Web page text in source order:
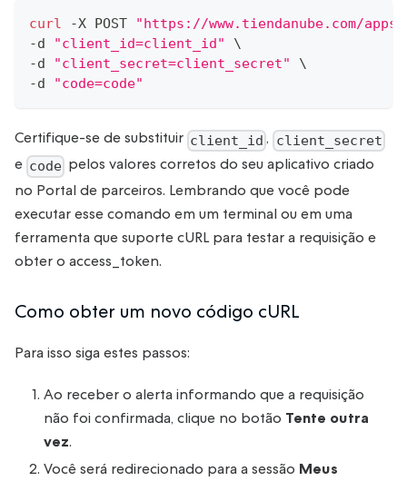
curl -X POST
"https://www.tiendanube.com/
-d
"client_id=client_id"
\
-d
"client_secret=client_secret"
\
-d
"code=code"
Certifique-se de substituir client_id , client_secret
e code pelos valores corretos do seu aplicativo criado
no Portal de parceiros. Lembrando que você pode
executar esse comando em um terminal ou em uma
ferramenta que suporte cURL para testar a requisição e
obter o access_token.
Como obter um novo código cURL
Para isso siga estes passos:
Ao receber o alerta informando que a requisição
não foi confirmada, clique no botão Tente outra
vez.
Você será redirecionado para a sessão Meus